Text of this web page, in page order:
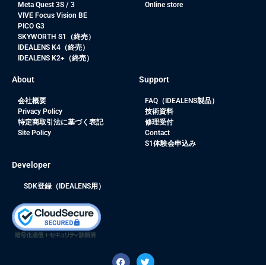
Meta Quest 3S / 3
VIVE Focus Vision BE
PICO G3
SKYWORTH S1（終売）
IDEALENS K4（終売）
IDEALENS K2+（終売）
Online store
About
会社概要
Privacy Policy
特定商取引法に基づく表記
Site Policy
Support
FAQ（IDEALENS製品）
技術資料
修理受付
Contact
S1体験会申込み
Developer
SDK登録（IDEALENS用）